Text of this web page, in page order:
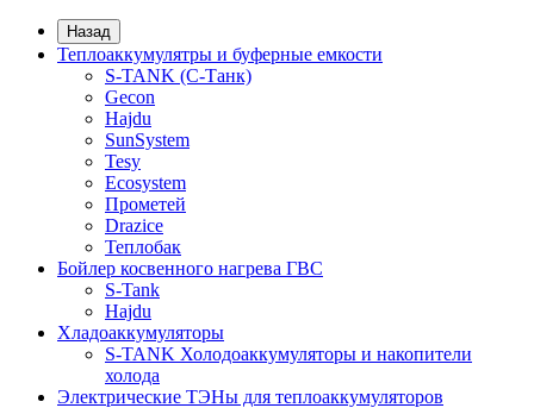
Назад
Теплоаккумулятры и буферные емкости
S-TANK (С-Танк)
Gecon
Hajdu
SunSystem
Tesy
Ecosystem
Прометей
Drazice
Теплобак
Бойлер косвенного нагрева ГВС
S-Tank
Hajdu
Хладоаккумуляторы
S-TANK Холодоаккумуляторы и накопители
холода
Электрические ТЭНы для теплоаккумуляторов